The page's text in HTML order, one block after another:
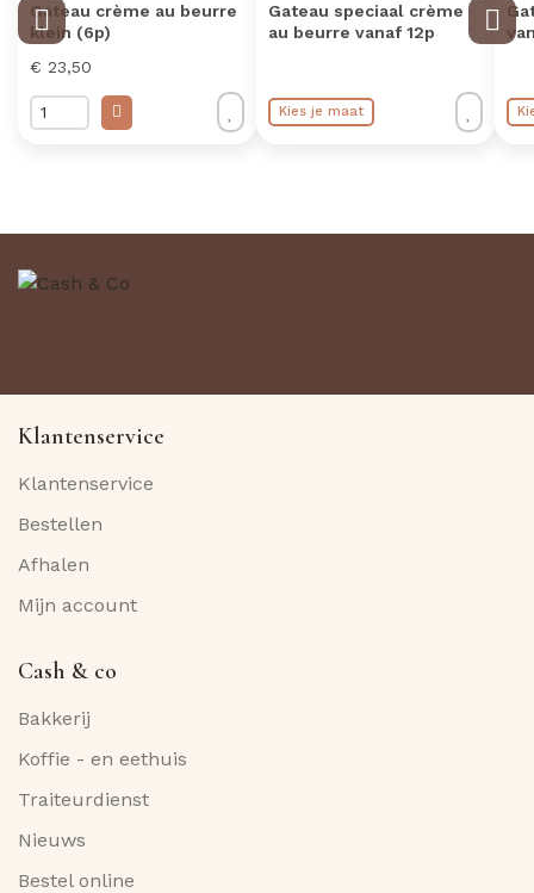
Gateau crème au beurre
klein (6p)
€ 23,50
Gateau speciaal crème
au beurre vanaf 12p
Kies je maat
Klantenservice
Klantenservice
Bestellen
Afhalen
Mijn account
Cash & co
Bakkerij
Koffie - en eethuis
Traiteurdienst
Nieuws
Bestel online